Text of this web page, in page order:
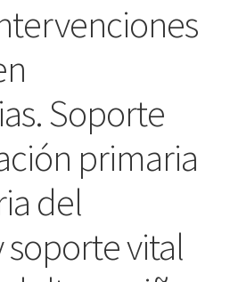
Soporte
primaria
del
soporte vital